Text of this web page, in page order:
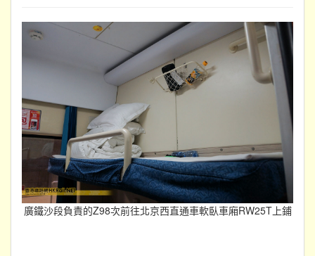
廣鐵沙段負責的Z98次前往北京西直通車軟臥車廂RW25T上鋪